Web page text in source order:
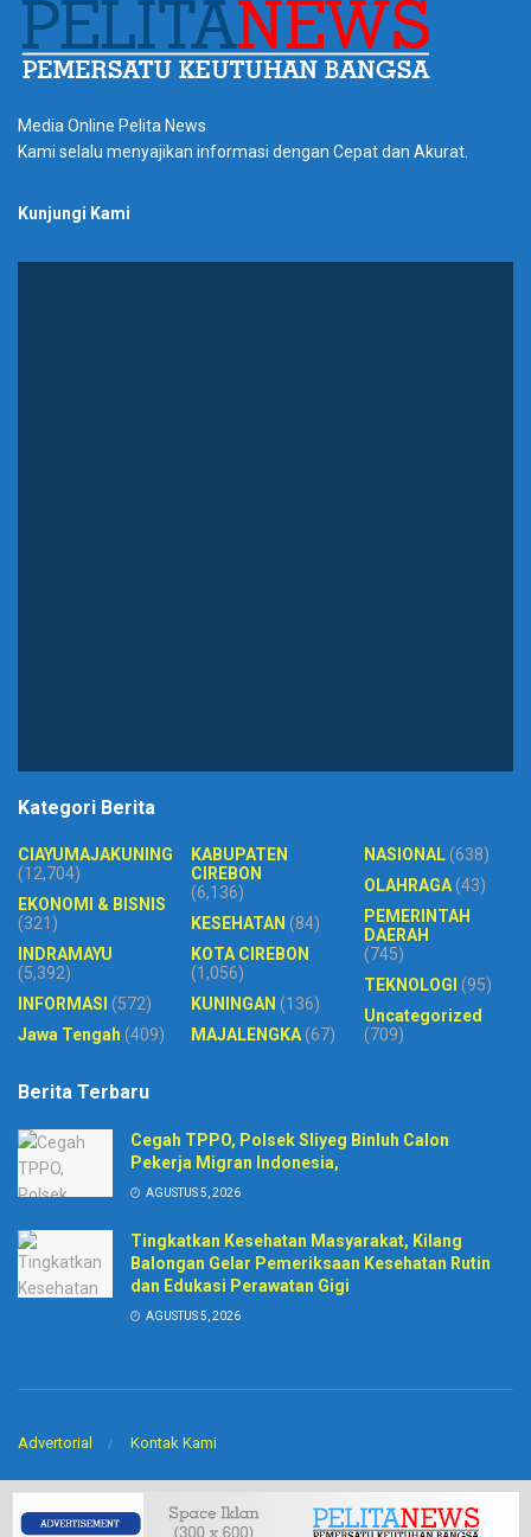
Media Online Pelita News
Kami selalu menyajikan informasi dengan Cepat dan Akurat.
Kunjungi Kami
Kategori Berita
CIAYUMAJAKUNING
(12,704)
EKONOMI & BISNIS
(321)
INDRAMAYU
(5,392)
INFORMASI (572)
Jawa Tengah (409)
KABUPATEN
CIREBON
(6,136)
KESEHATAN (84)
KOTA CIREBON
(1,056)
KUNINGAN (136)
MAJALENGKA(67)
NASIONAL(638)
OLAHRAGA(43)
PEMERINTAH
DAERAH
(745)
TEKNOLOGI (95)
Uncategorized
(709)
Berita Terbaru
Cegah TPPO, Polsek Sliyeg Binluh Calon
Pekerja Migran Indonesia,
AGUSTUS 5, 2026
Tingkatkan Kesehatan Masyarakat, Kilang
Balongan Gelar Pemeriksaan Kesehatan Rutin
dan Edukasi Perawatan Gigi
AGUSTUS 5, 2026
Advertorial Kontak Kami
PT. Sinar BIntang Intermedia. Developed byCV
Arkitech.